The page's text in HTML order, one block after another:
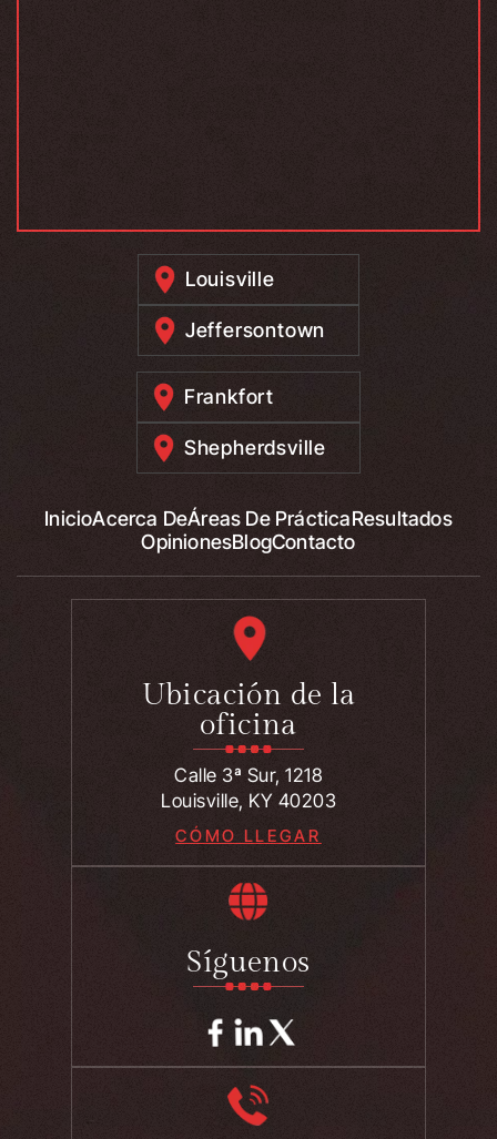
Louisville
Jeffersontown
Frankfort
Shepherdsville
InicioAcerca DeÁreas De PrácticaResultados
OpinionesBlogContacto
Ubicación de la
oficina
Calle 3ª Sur, 1218
Louisville, KY 40203
CÓMO LLEGAR
Síguenos